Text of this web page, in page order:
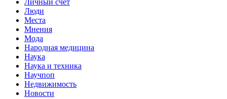
Люди
Места
Мнения
Мода
Народная медицина
Наука
Наука и техника
Научпоп
Недвижимость
Новости